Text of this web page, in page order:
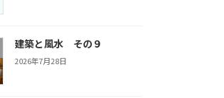
建築と風水 その９
2026年7月28日